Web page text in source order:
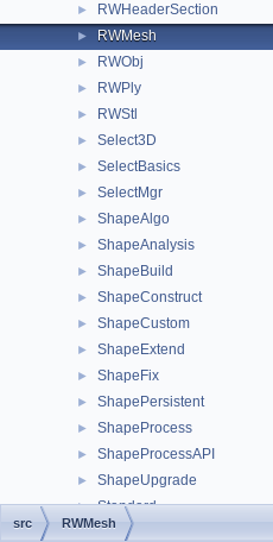
► RWHeaderSection
► RWMesh
► RWObj
► RWPly
► RWStl
► Select3D
► SelectBasics
► SelectMgr
► ShapeAlgo
► ShapeAnalysis
► ShapeBuild
► ShapeConstruct
► ShapeCustom
► ShapeExtend
► ShapeFix
► ShapePersistent
► ShapeProcess
► ShapeProcessAPI
► ShapeUpgrade
► Standard
► StdDrivers
src RWMesh